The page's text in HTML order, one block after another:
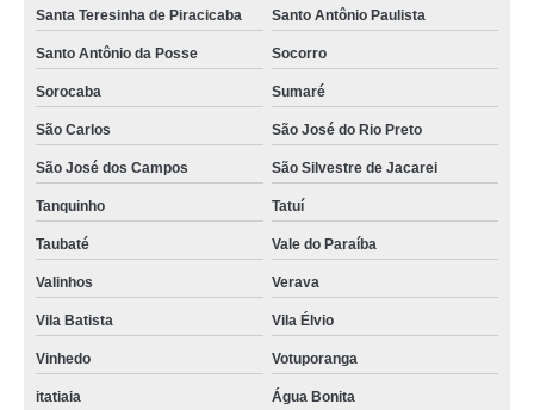
Santa Teresinha de Piracicaba Santo Antônio Paulista
Santo Antônio da Posse Socorro
Sorocaba Sumaré
São Carlos São José do Rio Preto
São José dos Campos São Silvestre de Jacarei
Tanquinho Tatuí
Taubaté Vale do Paraíba
Valinhos Verava
Vila Batista Vila Élvio
Vinhedo Votuporanga
itatiaia Água Bonita